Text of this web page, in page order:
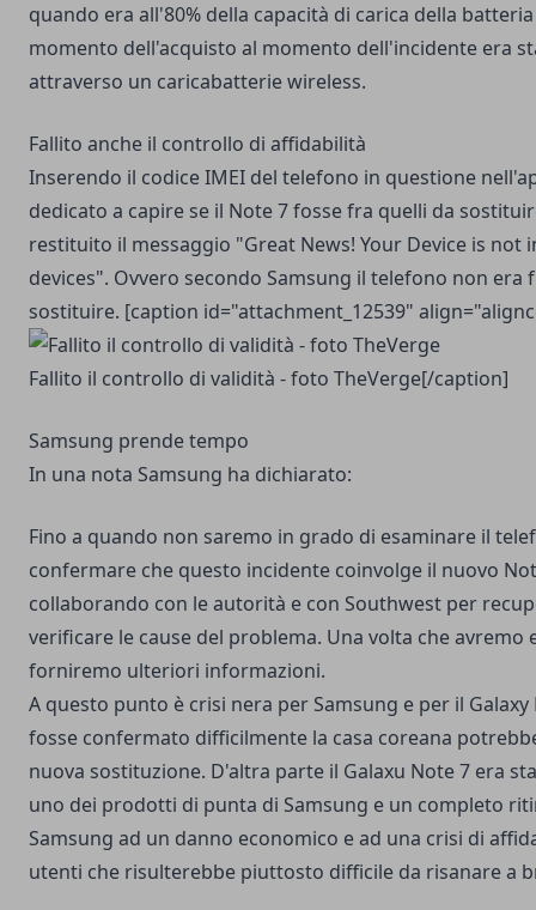
quando era all'80% della capacità di carica della
momento dell'acquisto al momento dell'incidente era
attraverso un caricabatterie wireless.
Fallito anche il controllo di affidabilità
Inserendo il codice IMEI del telefono in questione
dedicato a capire se il Note 7 fosse fra quelli da
restituito il messaggio "Great News! Your Device is not
devices". Ovvero secondo Samsung il telefono non era
sostituire. [caption id="attachment_12539"
Fallito il controllo di validità - foto TheVerge[/caption]
Samsung prende tempo
In una nota Samsung ha dichiarato:
Fino a quando non saremo in grado di esaminare il
confermare che questo incidente coinvolge il nuovo
collaborando con le autorità e con Southwest per
verificare le cause del problema. Una volta che avremo
forniremo ulteriori informazioni.
A questo punto è crisi nera per Samsung e per il
fosse confermato difficilmente la casa coreana
nuova sostituzione. D'altra parte il Galaxu Note 7 era
uno dei prodotti di punta di Samsung e un completo
Samsung ad un danno economico e ad una crisi di
utenti che risulterebbe piuttosto difficile da risanare a